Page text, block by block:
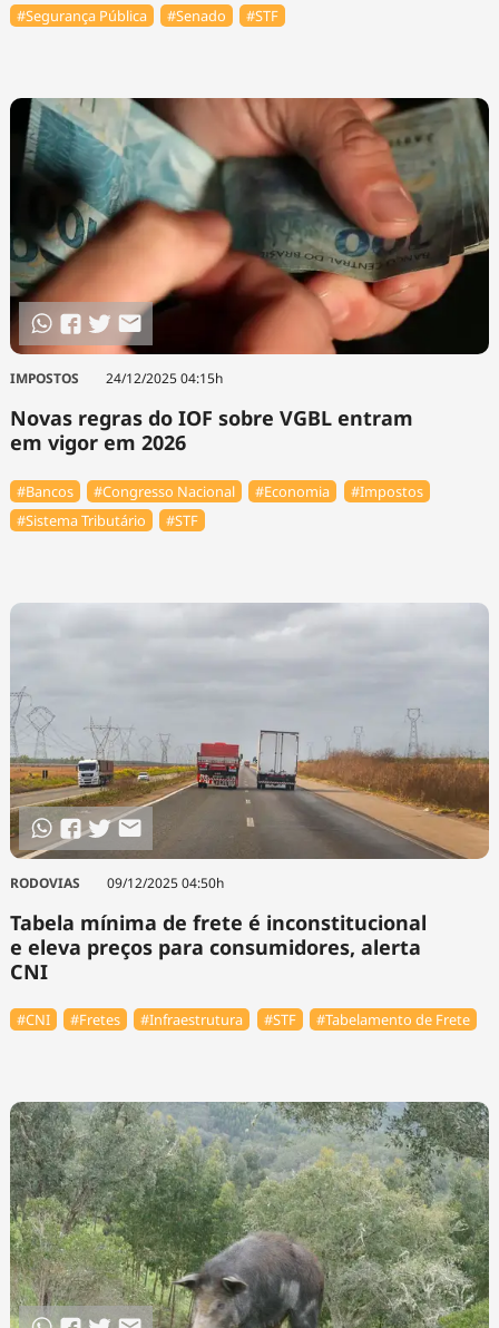
#Segurança Pública
#Senado #STF
IMPOSTOS 24/12/2025 04:15h
Novas regras do IOF sobre VGBL entram
em vigor em 2026
#Bancos #Congresso Nacional #Economia
#Impostos
#Sistema Tributário
#STF
RODOVIAS 09/12/2025 04:50h
Tabela mínima de frete é inconstitucional
e eleva preços para consumidores, alerta
CNI
#CNI #Fretes #Infraestrutura #STF #Tabelamento de Frete